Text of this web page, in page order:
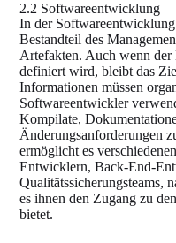
2.2 Softwareentwicklung
In der
Bestandteil des
Artefakten. Auch wenn
definiert wird, bleibt das
Informationen müssen
Softwareentwickler
Kompilate,
Änderungsanforderungen
ermöglicht es
Entwicklern, Back-End-
Qualitätssicherungsteams,
es ihnen den Zugang zu
bietet.